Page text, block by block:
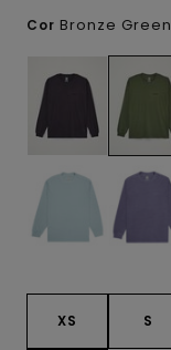
Cor Bronze Green
XS S